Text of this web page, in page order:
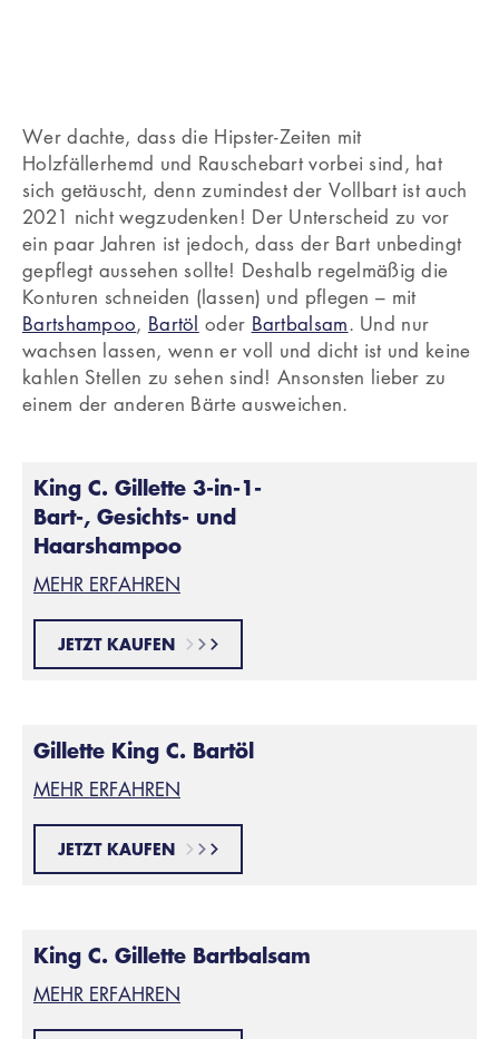
Wer dachte, dass die Hipster-Zeiten mit
Holzfällerhemd und Rauschebart vorbei sind, hat
sich getäuscht, denn zumindest der Vollbart ist auch
2021 nicht wegzudenken! Der Unterscheid zu vor
ein paar Jahren ist jedoch, dass der Bart unbedingt
gepflegt aussehen sollte! Deshalb regelmäßig die
Konturen schneiden (lassen) und pflegen – mit
Bartshampoo, Bartöl oder Bartbalsam. Und nur
wachsen lassen, wenn er voll und dicht ist und keine
kahlen Stellen zu sehen sind! Ansonsten lieber zu
einem der anderen Bärte ausweichen.
King C. Gillette 3-in-1-
Bart-, Gesichts- und
Haarshampoo
MEHR ERFAHREN
JETZT KAUFEN
Gillette King C. Bartöl
MEHR ERFAHREN
JETZT KAUFEN
King C. Gillette Bartbalsam
MEHR ERFAHREN